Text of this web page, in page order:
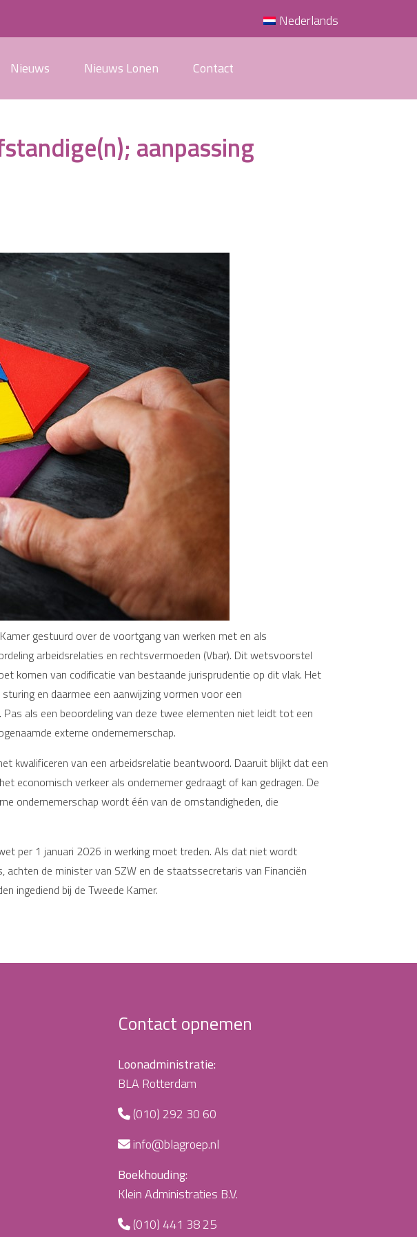
Nederlands
Nieuws Nieuws Lonen Contact
aanpassing
gestuurd over de voortgang van werken met en als
arbeidsrelaties en rechtsvermoeden (Vbar). Dit wetsvoorstel
komen van codificatie van bestaande jurisprudentie op dit vlak. Het
en daarmee een aanwijzing vormen voor een
als een beoordeling van deze twee elementen niet leidt tot een
externe ondernemerschap.
kwalificeren van een arbeidsrelatie beantwoord. Daaruit blijkt dat een
economisch verkeer als ondernemer gedraagt of kan gedragen. De
ondernemerschap wordt één van de omstandigheden, die
per 1 januari 2026 in werking moet treden. Als dat niet wordt
de minister van SZW en de staatssecretaris van Financiën
ingediend bij de Tweede Kamer.
Contact opnemen
Loonadministratie:
BLA Rotterdam
(010) 292 30 60
info@blagroep.nl
Boekhouding:
Klein Administraties B.V.
(010) 441 38 25